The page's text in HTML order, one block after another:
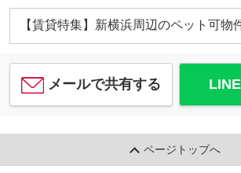
【賃貸特集】新横浜周辺のペット可物
メールで共有する
ページトップへ